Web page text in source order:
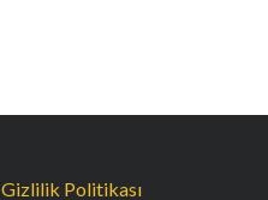
Gizlilik Politikası